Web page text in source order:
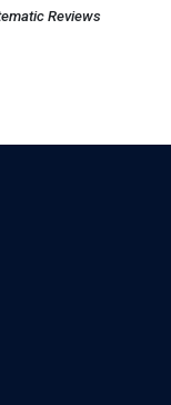
Reviews